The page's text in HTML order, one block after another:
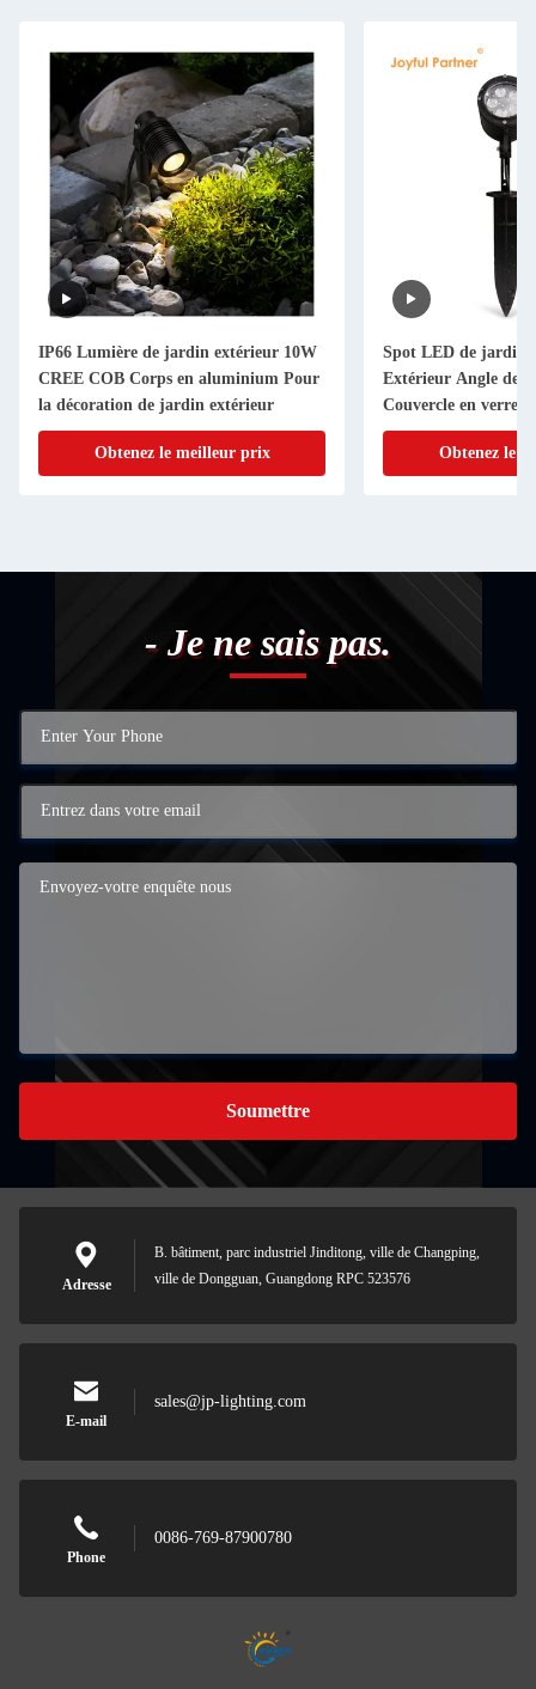
IP66 Lumière de jardin extérieur 10W
CREE COB Corps en aluminium Pour
la décoration de jardin extérieur
Obtenez le meilleur prix
Spot LED de jardin
Extérieur Angle de
Couvercle en verre
Obtenez le
- Je ne sais pas.
Soumettre
Adresse
B. bâtiment, parc industriel Jinditong, ville de Changping,
ville de Dongguan, Guangdong RPC 523576
E-mail
sales@jp-lighting.com
Phone
0086-769-87900780